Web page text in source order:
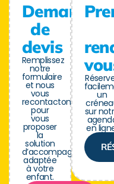
Demande
de
devis
Remplissez
notre
formulaire
et nous
vous
recontactons
pour
vous
proposer
la
solution
d’accompagnement
adaptée
à votre
enfant.
un
sur
en